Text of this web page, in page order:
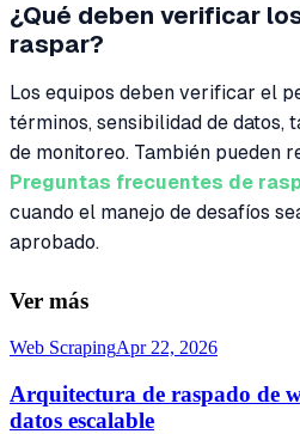
¿Qué deben verificar
raspar?
Los equipos deben verificar el
términos, sensibilidad de datos,
de monitoreo. También pueden
Preguntas frecuentes de
cuando el manejo de desafíos
aprobado.
Ver más
Web ScrapingApr 22, 2026
Arquitectura de raspado de
datos escalable